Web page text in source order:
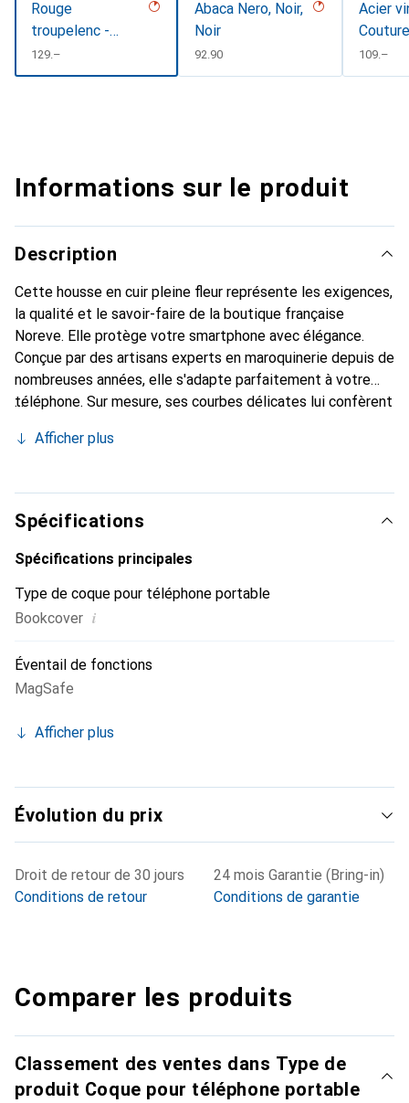
Rouge
troupelenc -
Couture (
Pantone
CHF
129.–
Abaca Nero, Noir,
Noir
CHF
92.90
Acier
Couture
CHF
109.–
Informations sur le produit
Description
Cette housse en cuir pleine fleur représente les exigences,
la qualité et le savoir-faire de la boutique française
Noreve. Elle protège votre smartphone avec élégance.
Conçue par des artisans experts en maroquinerie depuis de
nombreuses années, elle s'adapte parfaitement à votre
téléphone. Sur mesure, ses courbes délicates lui confèrent
et indispensable de votre smartphone. La marque Noreve
haute qualité et constitue un choix sûr pour une clientèle
exigeante.
Afficher plus
Spécifications
Spécifications principales
Type de coque pour téléphone portable
Bookcover i
Éventail de fonctions
MagSafe
Afficher plus
Évolution du prix
Droit de retour de 30 jours
Conditions de retour
24 mois Garantie (Bring-in)
Conditions de garantie
Comparer les produits
Classement des ventes dans Type de
produit Coque pour téléphone portable